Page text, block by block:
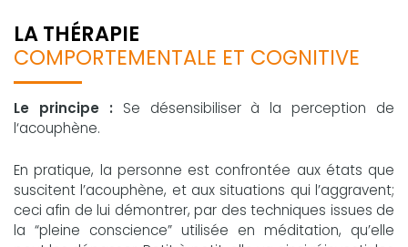
LA THÉRAPIE
COMPORTEMENTALE ET COGNITIVE
Le principe :Se désensibiliser à la perception de
l‘acouphène.
En pratique, la personne est confrontée aux états que
suscitent l’acouphène, et aux situations qui l’aggravent;
ceci afin de lui démontrer, par des techniques issues de
la “pleine conscience” utilisée en méditation, qu’elle